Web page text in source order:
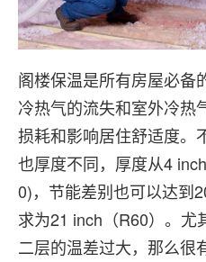
阁楼保温是所有房屋必备
冷热气的流失和室外冷热
损耗和影响居住舒适度。
也厚度不同，厚度从4
0)，节能差别也可以达到
求为21 inch（R60）。尤
二层的温差过大，那么很